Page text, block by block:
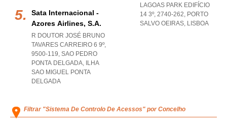
Sata Internacional -
Azores Airlines, S.a.
R DOUTOR JOSÉ BRUNO
TAVARES CARREIRO 6 9º,
9500-119, SAO PEDRO
PONTA DELGADA, ILHA
SAO MIGUEL PONTA
DELGADA
LAGOAS PARK EDIFÍCIO
14 3º, 2740-262, PORTO
SALVO OEIRAS, LISBOA
Filtrar "Sistema De Controlo De Acessos" por Concelho